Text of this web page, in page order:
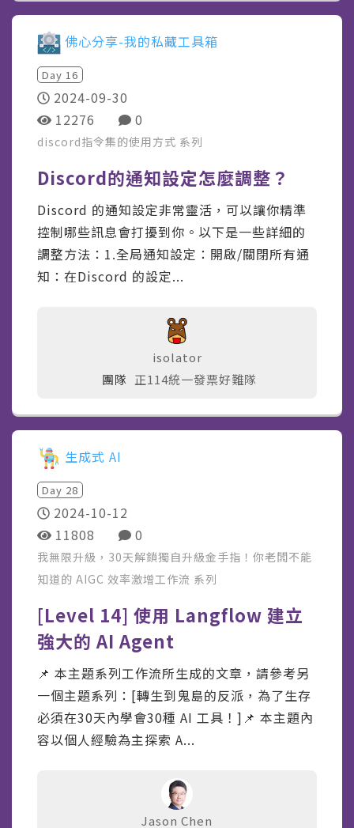
佛心分享-我的私藏工具箱
Day 16
2024-09-30
12276
0
discord指令集的使用方式 系列
Discord的通知設定怎麼調整？
Discord 的通知設定非常靈活，可以讓你精準
控制哪些訊息會打擾到你。以下是一些詳細的
調整方法：1.全局通知設定：開啟/關閉所有通
知：在Discord 的設定...
isolator
團隊 正114統一發票好難隊
生成式 AI
Day 28
2024-10-12
11808
0
我無限升級，30天解鎖獨自升級金手指！你老闆不能
知道的 AIGC 效率激增工作流 系列
[Level 14] 使用 Langflow 建立
強大的 AI Agent
📌 本主題系列工作流所生成的文章，請參考另
一個主題系列：[轉生到鬼島的反派，為了生存
必須在30天內學會30種 AI 工具！]📌 本主題內
容以個人經驗為主探索 A...
Jason Chen